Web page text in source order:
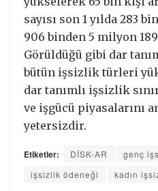
sayısı son 1 yılda 283
906 binden 5 milyon
Görüldüğü gibi dar
bütün işsizlik türleri
dar tanımlı işsizlik
ve işgücü piyasalarını
yetersizdir.
Etiketler: DİSK-AR genç
işsizlik ödeneği
kadın